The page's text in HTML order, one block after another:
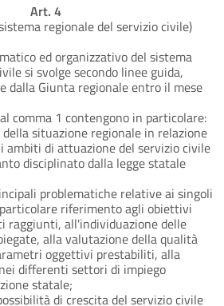
Art. 4
regionale del servizio civile)
ed organizzativo del sistema
si svolge secondo linee guida,
dalla Giunta regionale entro il mese
comma 1 contengono in particolare:
situazione regionale in relazione
di attuazione del servizio civile
disciplinato dalla legge statale
problematiche relative ai singoli
riferimento agli obiettivi
raggiunti, all'individuazione delle
alla valutazione della qualità
oggettivi prestabiliti, alla
differenti settori di impiego
statale;
di crescita del servizio civile